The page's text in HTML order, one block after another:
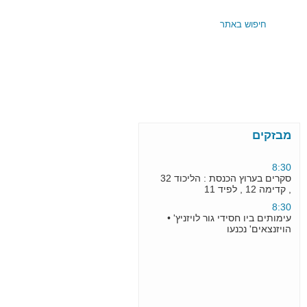
מבזקים
קונצרט חזנות בביהכנ"ס הגדול
בתל-אביב•עם
, קדימה 12 , לפיד 11
עימותים ביו חסידי גור לויזניץ' •
הויזנצאים' נכנעו